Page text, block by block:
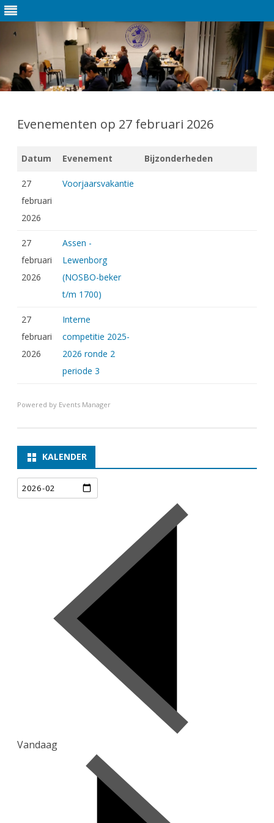
de
Evenementen op 27 februari 2026
Datum Evenement Bijzonderheden
27
februari
2026
Voorjaarsvakantie
27
februari
2026
Assen -
Lewenborg
(NOSBO-beker
t/m 1700)
27
februari
2026
Interne
competitie 2025-
2026 ronde 2
periode 3
Powered by Events Manager
KALENDER
Vandaag